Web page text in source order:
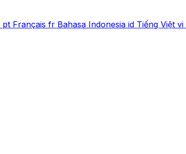
pt Français fr Bahasa Indonesia id Tiếng Việt vi